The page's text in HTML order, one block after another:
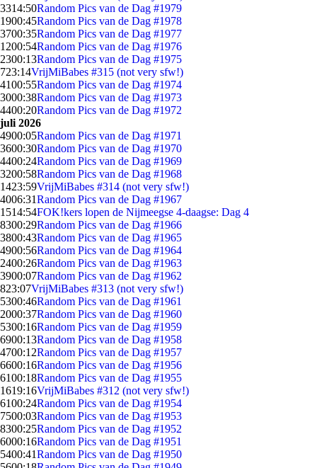
3314:50Random Pics van de Dag #1979
1900:45Random Pics van de Dag #1978
3700:35Random Pics van de Dag #1977
1200:54Random Pics van de Dag #1976
2300:13Random Pics van de Dag #1975
723:14VrijMiBabes #315 (not very sfw!)
4100:55Random Pics van de Dag #1974
3000:38Random Pics van de Dag #1973
4400:20Random Pics van de Dag #1972
juli 2026
4900:05Random Pics van de Dag #1971
3600:30Random Pics van de Dag #1970
4400:24Random Pics van de Dag #1969
3200:58Random Pics van de Dag #1968
1423:59VrijMiBabes #314 (not very sfw!)
4006:31Random Pics van de Dag #1967
1514:54FOK!kers lopen de Nijmeegse 4-daagse: Dag 4
8300:29Random Pics van de Dag #1966
3800:43Random Pics van de Dag #1965
4900:56Random Pics van de Dag #1964
2400:26Random Pics van de Dag #1963
3900:07Random Pics van de Dag #1962
823:07VrijMiBabes #313 (not very sfw!)
5300:46Random Pics van de Dag #1961
2000:37Random Pics van de Dag #1960
5300:16Random Pics van de Dag #1959
6900:13Random Pics van de Dag #1958
4700:12Random Pics van de Dag #1957
6600:16Random Pics van de Dag #1956
6100:18Random Pics van de Dag #1955
1619:16VrijMiBabes #312 (not very sfw!)
6100:24Random Pics van de Dag #1954
7500:03Random Pics van de Dag #1953
8300:25Random Pics van de Dag #1952
6000:16Random Pics van de Dag #1951
5400:41Random Pics van de Dag #1950